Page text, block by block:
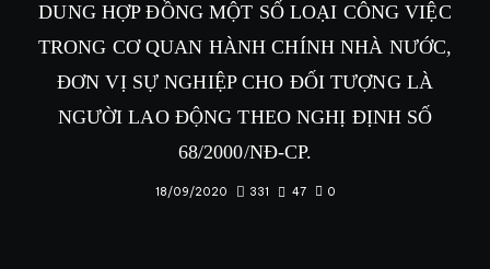
DUNG HỢP ĐỒNG MỘT SỐ LOẠI CÔNG VIỆC
TRONG CƠ QUAN HÀNH CHÍNH NHÀ NƯỚC,
ĐƠN VỊ SỰ NGHIỆP CHO ĐỐI TƯỢNG LÀ
NGƯỜI LAO ĐỘNG THEO NGHỊ ĐỊNH SỐ
68/2000/NĐ-CP.
18/09/2020 331 47 0